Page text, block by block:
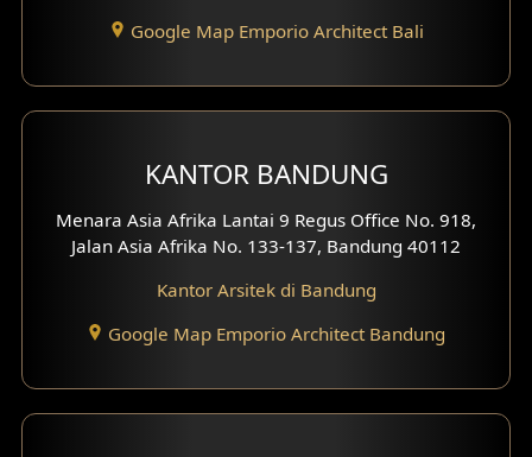
Desain Interior Klinik
Desain Interior Perumahan
Desain Interior Kantor
Desain Interior Hotel
Eksterior Tampak Hook
Eksterior dengan Pagar
Google Map Emporio Architect Bali
KANTOR BANDUNG
Menara Asia Afrika Lantai 9 Regus Office No. 918,
Jalan Asia Afrika No. 133-137, Bandung 40112
Kantor Arsitek di Bandung
Google Map Emporio Architect Bandung